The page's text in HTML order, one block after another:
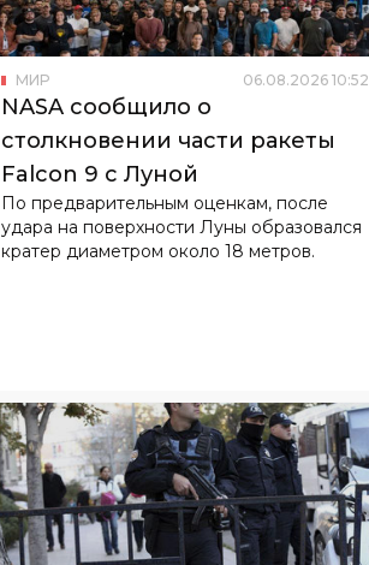
МИР 06.08.2026 10:52
NASA сообщило о
столкновении части ракеты
Falcon 9 с Луной
По предварительным оценкам, после
удара на поверхности Луны образовался
кратер диаметром около 18 метров.